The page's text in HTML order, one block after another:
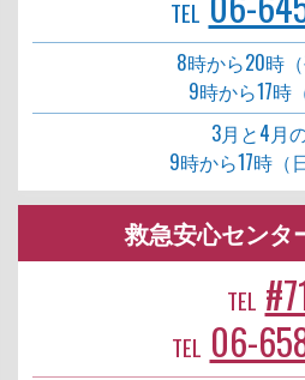
TEL
8時から20時（
9時から17時
3月と4月
9時から17時（
救急安心センタ
TEL
TEL 06-